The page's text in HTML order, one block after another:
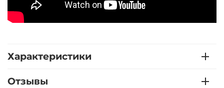
Характеристики
Отзывы